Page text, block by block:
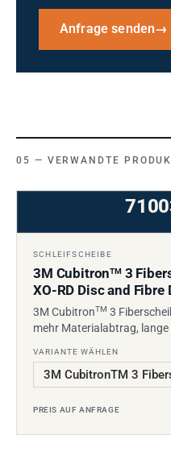
Anfrage senden→
VERWANDTE
SCHLEIFSCHEIBE
3M CubitronTM3
XO-RD Disc and Fibre
3M CubitronTM 3
mehr Materialabtrag,
VARIANTE WÄHLEN
PREIS AUF ANFRAGE